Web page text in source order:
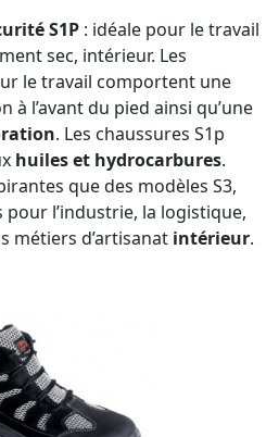
S1P : idéale pour le travail
sec, intérieur. Les
le travail comportent une
à l’avant du pied ainsi qu’une
. Les chaussures S1p
huiles et hydrocarbures.
que des modèles S3,
pour l’industrie, la logistique,
métiers d’artisanat intérieur.